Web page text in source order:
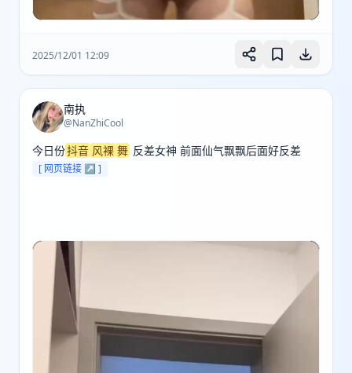
2025/12/01 12:09
南执
@NanZhiCool
今日份抖音 风裸 舞 反差女神 前面仙气飘飘后面好反差
[ 网页链接 ↗ ]